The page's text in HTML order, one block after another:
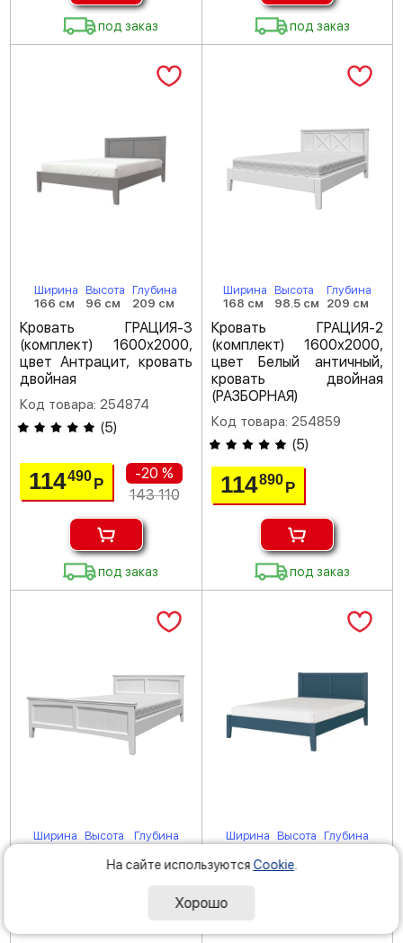
под заказ под заказ
Ширина
166 см
Высота
96 см
Глубина
209 см
Кровать ГРАЦИЯ-3
(комплект) 1600х2000,
цвет Антрацит, кровать
двойная
Код товара: 254874
(5)
114490Р
-20 %
143 110
под заказ
Ширина
168 см
Высота
98.5 см
Глубина
209 см
Кровать ГРАЦИЯ-2
(комплект) 1600х2000,
цвет Белый античный,
кровать двойная
(РАЗБОРНАЯ)
Код товара: 254859
(5)
114890 Р
под заказ
Ширина Высота
Глубина
Кровать ГРАЦИЯ-4
цвет Белый античный,
Ширина Высота Глубина
Кровать ГРАЦИЯ-3
цвет Сапфировый,
На сайте используются Cookie
Хорошо